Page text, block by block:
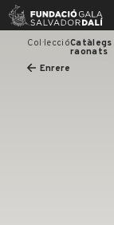
Skip
Col·leccióCatàlegs
raonats
Enrere